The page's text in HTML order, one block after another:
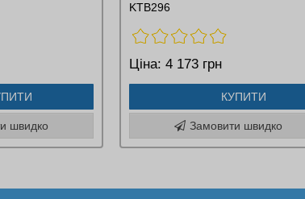
швидко
KTB296
Ціна: 4 173 грн
КУПИТИ
Замовити швидко